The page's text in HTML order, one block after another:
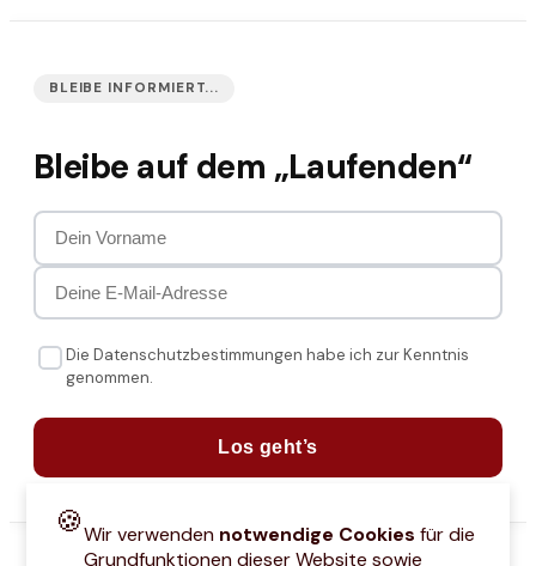
BLEIBE INFORMIERT...
Bleibe auf dem „Laufenden“
Die Datenschutzbestimmungen habe ich zur Kenntnis
genommen.
Los geht’s
🍪Wir verwenden notwendige Cookies für die
Grundfunktionen dieser Website sowie